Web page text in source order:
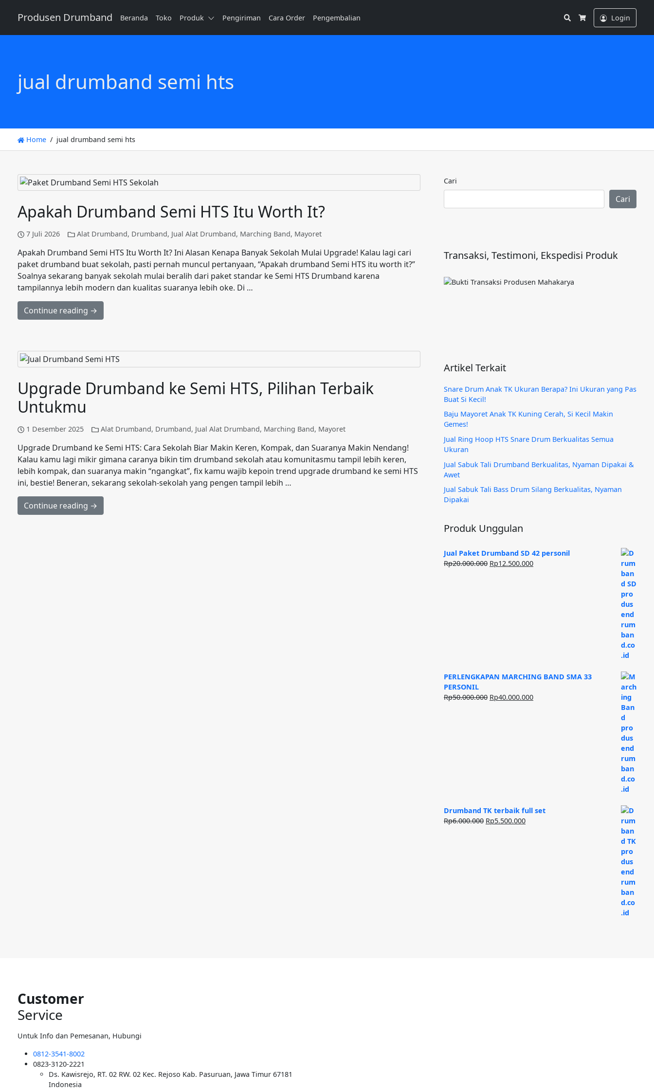
Produsen Drumband Beranda Toko Produk Pengiriman Cara Order Pengembalian
Search
Cart
Login
jual drumband semi hts
Home jual drumband semi hts
Apakah Drumband Semi HTS Itu Worth It?
7 Juli 2026 Alat Drumband, Drumband, Jual Alat Drumband, Marching Band, Mayoret
Apakah Drumband Semi HTS Itu Worth It? Ini Alasan Kenapa Banyak Sekolah Mulai Upgrade! Kalau lagi cari
paket drumband buat sekolah, pasti pernah muncul pertanyaan, “Apakah drumband Semi HTS itu worth it?”
Soalnya sekarang banyak sekolah mulai beralih dari paket standar ke Semi HTS Drumband karena
tampilannya lebih modern dan kualitas suaranya lebih oke. Di …
Continue reading →
Upgrade Drumband ke Semi HTS, Pilihan Terbaik
Untukmu
1 Desember 2025 Alat Drumband, Drumband, Jual Alat Drumband, Marching Band, Mayoret
Upgrade Drumband ke Semi HTS: Cara Sekolah Biar Makin Keren, Kompak, dan Suaranya Makin Nendang!
Kalau kamu lagi mikir gimana caranya bikin tim drumband sekolah atau komunitasmu tampil lebih keren,
lebih kompak, dan suaranya makin “ngangkat”, fix kamu wajib kepoin trend upgrade drumband ke semi HTS
ini, bestie! Beneran, sekarang sekolah-sekolah yang pengen tampil lebih …
Continue reading →
Cari
Cari
Transaksi, Testimoni, Ekspedisi Produk
Artikel Terkait
Snare Drum Anak TK Ukuran Berapa? Ini Ukuran yang Pas
Buat Si Kecil!
Baju Mayoret Anak TK Kuning Cerah, Si Kecil Makin
Gemes!
Jual Ring Hoop HTS Snare Drum Berkualitas Semua
Ukuran
Jual Sabuk Tali Drumband Berkualitas, Nyaman Dipakai &
Awet
Jual Sabuk Tali Bass Drum Silang Berkualitas, Nyaman
Dipakai
Produk Unggulan
Jual Paket Drumband SD 42 personil
Rp20.000.000 Harga
Rp12.500.000Harga
PERLENGKAPAN MARCHING BAND SMA 33
PERSONIL
Rp50.000.000 Harga
Rp40.000.000Harga
Drumband TK terbaik full set
Rp6.000.000 Harga
Rp5.500.000Harga
Customer
Service
Untuk Info dan Pemesanan, Hubungi
0812-3541-8002
0823-3120-2221
Ds. Kawisrejo, RT. 02 RW. 02 Kec. Rejoso Kab. Pasuruan, Jawa Timur 67181
Indonesia